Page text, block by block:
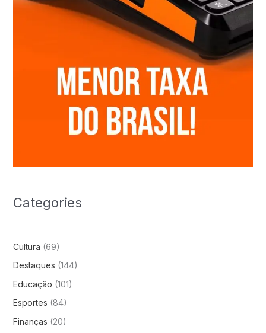
Categories
Cultura (69)
Destaques (144)
Educação (101)
Esportes (84)
Finanças (20)